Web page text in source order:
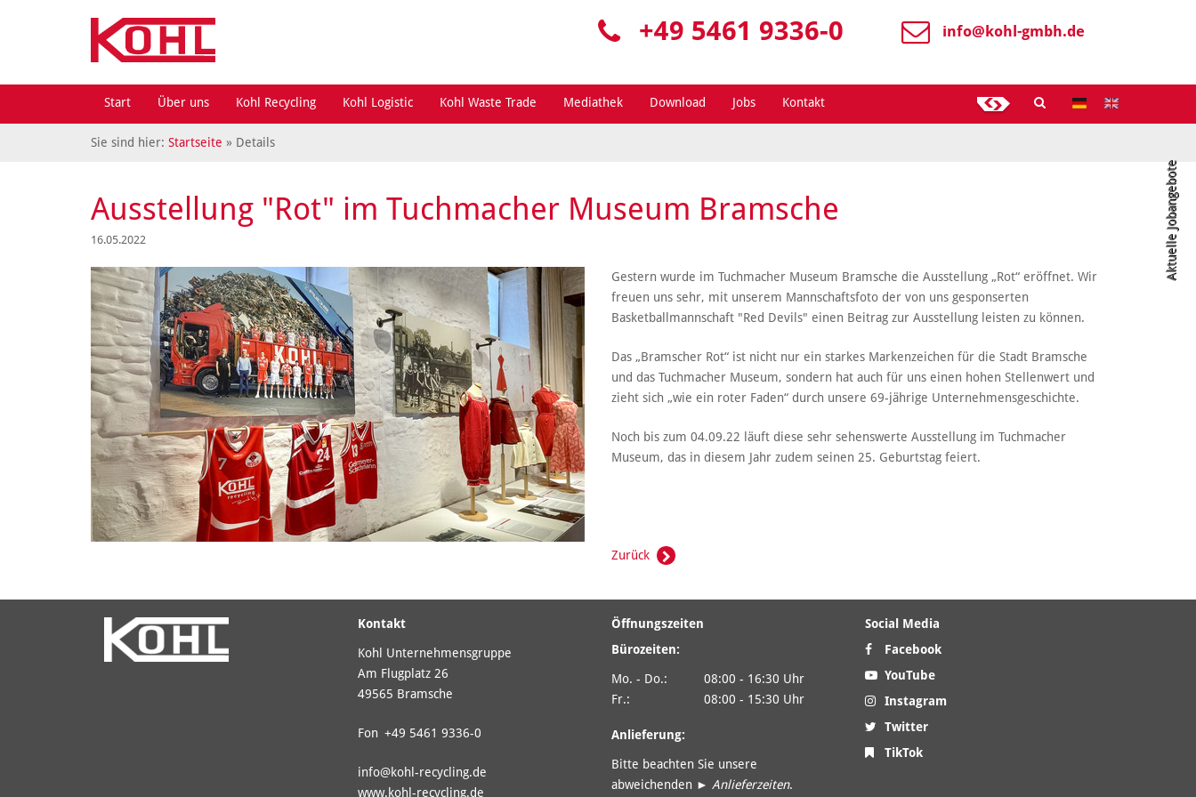
info@ kohl-gmbh.de
+49 5461 9336-0
Start Über uns Kohl Recycling Kohl Logistic Kohl Waste Trade Mediathek Download Jobs Kontakt
Aktuelle Jobangebote
Sie sind hier: Startseite » Details
Ausstellung "Rot" im Tuchmacher Museum Bramsche
16.05.2022
Gestern wurde im Tuchmacher Museum Bramsche die Ausstellung „Rot“ eröffnet. Wir
freuen uns sehr, mit unserem Mannschaftsfoto der von uns gesponserten
Basketballmannschaft "Red Devils" einen Beitrag zur Ausstellung leisten zu können.
Das „Bramscher Rot“ ist nicht nur ein starkes Markenzeichen für die Stadt Bramsche
und das Tuchmacher Museum, sondern hat auch für uns einen hohen Stellenwert und
zieht sich „wie ein roter Faden“ durch unsere 69-jährige Unternehmensgeschichte.
Noch bis zum 04.09.22 läuft diese sehr sehenswerte Ausstellung im Tuchmacher
Museum, das in diesem Jahr zudem seinen 25. Geburtstag feiert.
Zurück
Kontakt
Kohl Unternehmensgruppe
Am Flugplatz 26
49565 Bramsche
Fon +49 5461 9336-0
info@kohl-recycling.de
www.kohl-recycling.de
Öffnungszeiten
Bürozeiten:
Mo. - Do.:
08:00 - 16:30 Uhr
Fr.:
08:00 - 15:30 Uhr
Anlieferung:
Bitte beachten Sie unsere
abweichenden ► Anlieferzeiten.
Social Media
Facebook
YouTube
Instagram
Twitter
TikTok